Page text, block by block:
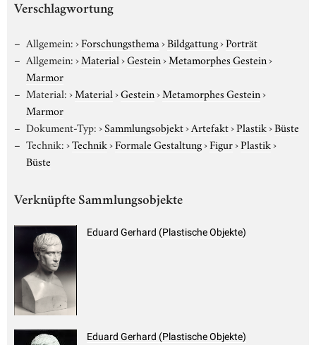
Verschlagwortung
Allgemein:›Forschungsthema›Bildgattung›Porträt
Allgemein:›Material›Gestein›Metamorphes Gestein›
Marmor
Material:›Material›Gestein›Metamorphes Gestein›
Marmor
Dokument-Typ:›Sammlungsobjekt›Artefakt›Plastik›Büste
Technik:›Technik›Formale Gestaltung›Figur›Plastik›
Büste
Verknüpfte Sammlungsobjekte
Eduard Gerhard (Plastische Objekte)
Eduard Gerhard (Plastische Objekte)